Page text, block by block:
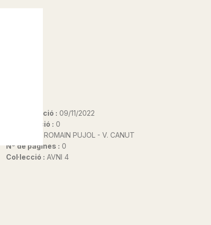
Data d'edició : 09/11/2022
Any d'edició : 0
ROMAIN PUJOL - V. CANUT
Nº de pàgines : 0
Col·lecció : AVNI 4